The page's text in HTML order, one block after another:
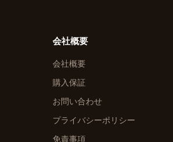
会社概要
会社概要
購入保証
お問い合わせ
プライバシーポリシー
免責事項